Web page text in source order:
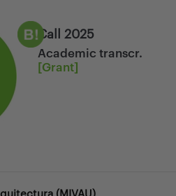
Call 2025
Academic transcr.
[Grant]
(MIVAU)